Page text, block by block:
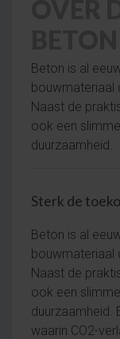
Beton is al
bouwmateriaal
Naast de
ook een
duurzaamheid.
Sterk de
Beton is al
bouwmateriaal
Naast de
ook een
duurzaamheid.
waarin CO2-